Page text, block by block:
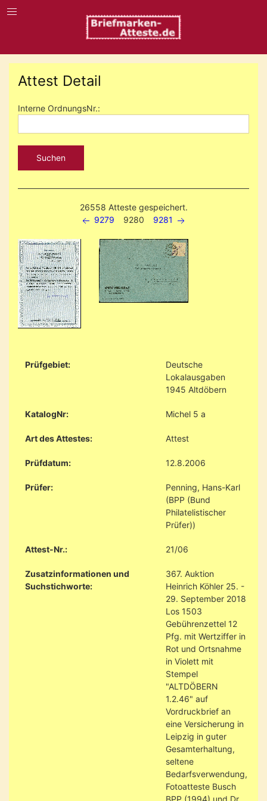
Attest Detail
Interne OrdnungsNr.:
Suchen
26558 Atteste gespeichert.
9279
9280 9281
Prüfgebiet:
Deutsche
Lokalausgaben
1945 Altdöbern
KatalogNr: Michel 5 a
Art des Attestes: Attest
Prüfdatum: 12.8.2006
Prüfer:
Penning, Hans-Karl
(BPP (Bund
Philatelistischer
Prüfer))
Attest-Nr.: 21/06
Zusatzinformationen und
Suchstichworte:
367. Auktion
Heinrich Köhler 25. -
29. September 2018
Los 1503
Gebührenzettel 12
Pfg. mit Wertziffer in
Rot und Ortsnahme
in Violett mit
Stempel
"ALTDÖBERN
1.2.46" auf
Vordruckbrief an
eine Versicherung in
Leipzig in guter
Gesamterhaltung,
seltene
Bedarfsverwendung,
Fotoatteste Busch
BPP (1994) und Dr.